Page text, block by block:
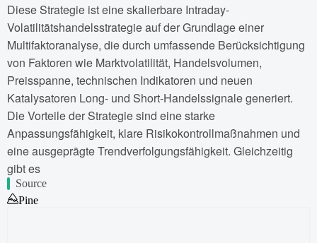
Diese Strategie ist eine skalierbare Intraday-
Volatilitätshandelsstrategie auf der Grundlage einer
Multifaktoranalyse, die durch umfassende Berücksichtigung
von Faktoren wie Marktvolatilität, Handelsvolumen,
Preisspanne, technischen Indikatoren und neuen
Katalysatoren Long- und Short-Handelssignale generiert.
Die Vorteile der Strategie sind eine starke
Anpassungsfähigkeit, klare Risikokontrollmaßnahmen und
eine ausgeprägte Trendverfolgungsfähigkeit. Gleichzeitig
gibt es
Source
Pine